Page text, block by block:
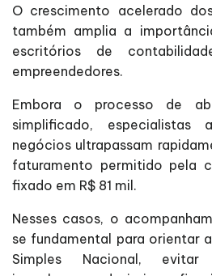
O crescimento acelerado
também amplia a
escritórios de
empreendedores.
Embora o processo de
simplificado, especialistas
negócios ultrapassam
faturamento permitido pela
fixado em R$ 81 mil.
Nesses casos, o
se fundamental para orientar
Simples Nacional, evitar